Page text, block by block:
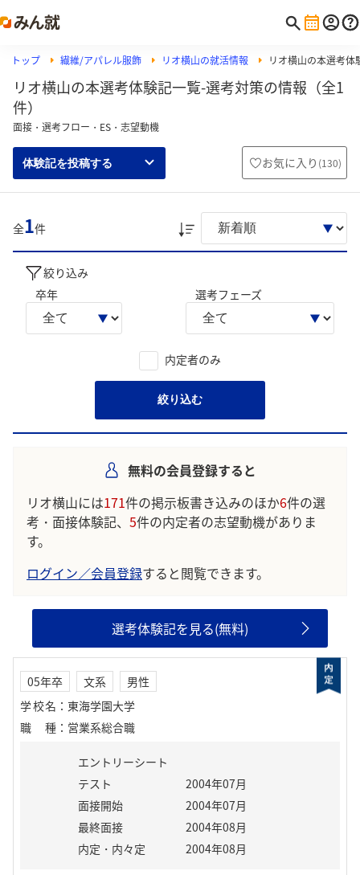
トップ 繊維/アパレル服飾 リオ横山の就活情報 リオ横山の本選考体
リオ横山の本選考体験記一覧-選考対策の情報（全1
件）
面接・選考フロー・ES・志望動機
体験記を投稿する お気に入り (130)
全1件
絞り込み
卒年
選考フェーズ
内定者のみ
絞り込む
無料の会員登録すると
リオ横山には171件の掲示板書き込みのほか6件の選
考・面接体験記、 5件の内定者の志望動機がありま
す。
ログイン／会員登録すると閲覧できます。
選考体験記を見る(無料)
05年卒 文系
男性
学校名 ： 東海学園大学
職種 ： 営業系総合職
エントリーシート
テスト
2004年07月
面接開始
2004年07月
最終面接
2004年08月
内定・内々定
2004年08月